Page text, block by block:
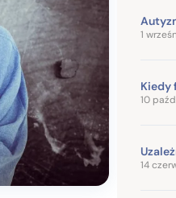
1
Kiedy
10
14